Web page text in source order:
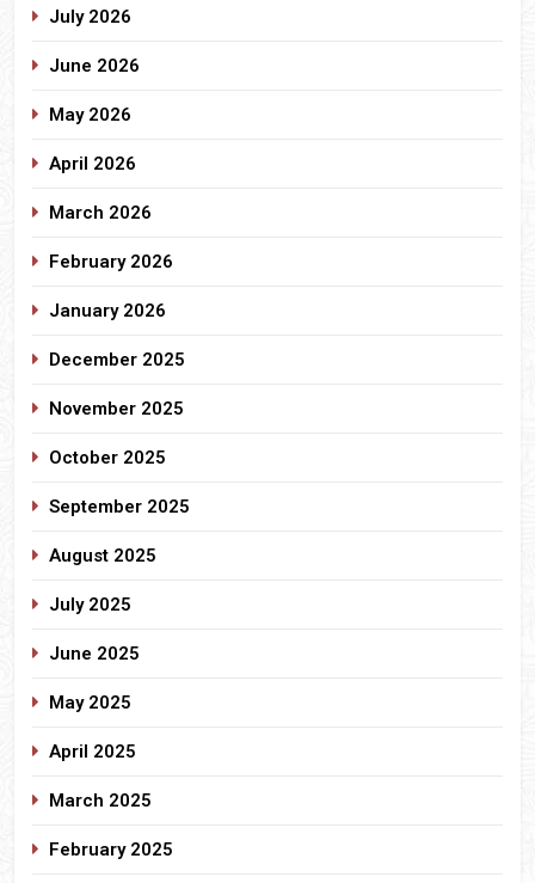
July 2026
June 2026
May 2026
April 2026
March 2026
February 2026
January 2026
December 2025
November 2025
October 2025
September 2025
August 2025
July 2025
June 2025
May 2025
April 2025
March 2025
February 2025